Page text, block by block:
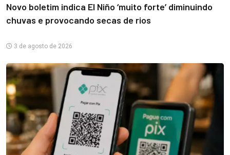
Novo boletim indica El Niño ‘muito forte’ diminuindo
chuvas e provocando secas de rios
3 de agosto de 2026